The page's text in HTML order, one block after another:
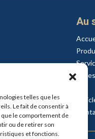
telles que les
Le fait de consentir à
le comportement de
ou de retirer son
et fonctions.
Au